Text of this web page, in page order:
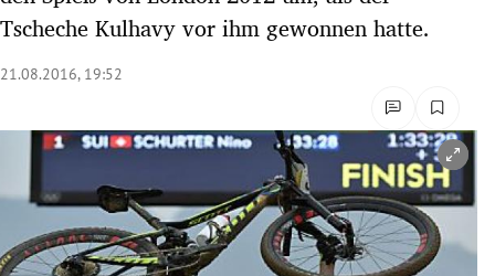
Untermenü
Untermenü
Untermenü
Tscheche Kulhavy vor ihm gewonnen hatte.
21.08.2016, 19:52